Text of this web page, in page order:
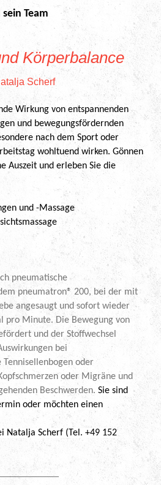
Team
Körperbalance
Scherf
Wirkung von entspannenden
und bewegungsfördernden
nach dem Sport oder
wohltuend wirken. Gönnen
Auszeit und erleben Sie die
und -Massage
pneumatische
pneumatron® 200, bei der mit
angesaugt und sofort wieder
pro Minute. Die Bewegung von
und der Stoffwechsel
bei
oder
oder Migräne und
Beschwerden. Sie sind
oder möchten einen
Natalja Scherf (Tel. +49 152